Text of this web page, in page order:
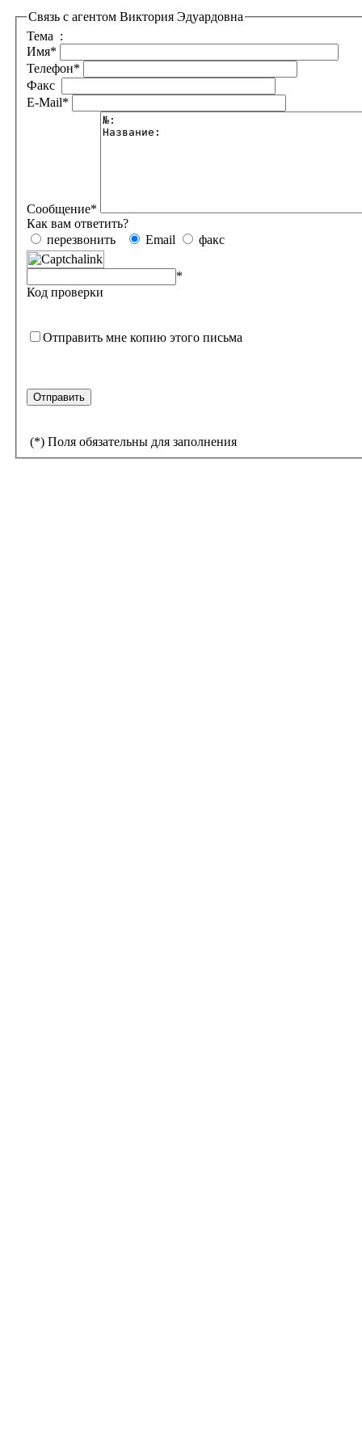
Связь с агентом Виктория Эдуардовна
Тема :
Имя*
Телефон*
Факс
E-Mail*
Сообщение*
Как вам ответить?
перезвонить
Email факс
*
Код проверки
Отправить мне копию этого письма
(*) Поля обязательны для заполнения